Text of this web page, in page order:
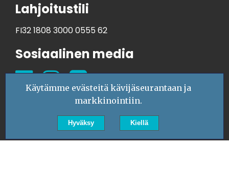
Lahjoitustili
FI32 1808 3000 0555 62
Sosiaalinen media
Käytämme evästeitä kävijäseurantaan ja
markkinointiin.
Hyväksy Kiellä